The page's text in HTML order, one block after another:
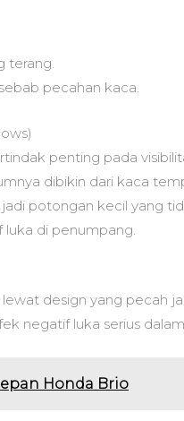
terang.
pecahan kaca.
penting pada
dibikin dari kaca
potongan kecil yang
di penumpang.
design yang pecah
negatif luka serius
Honda Brio